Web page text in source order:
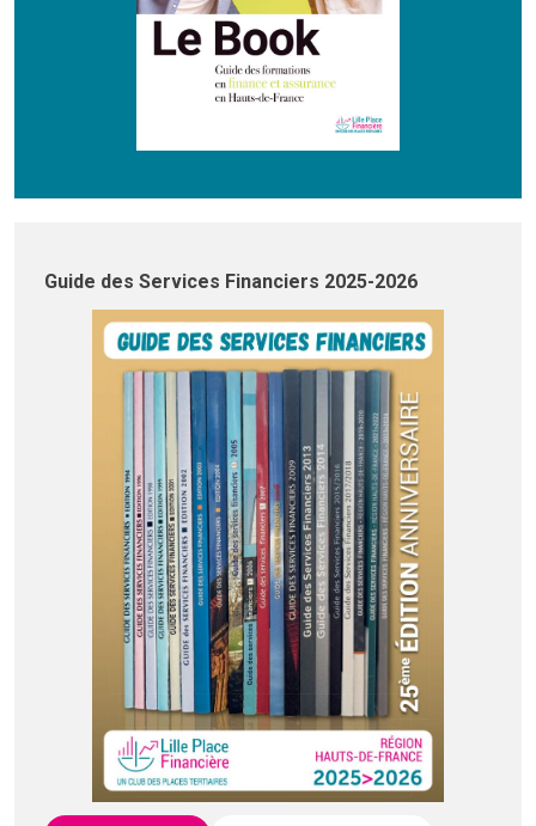
Guide des Services Financiers 2025-2026